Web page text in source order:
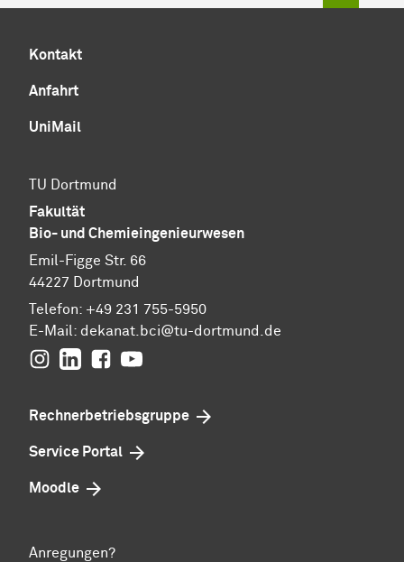
Kontakt
Anfahrt
UniMail
TU Dortmund
Fakultät
Bio- und Chemieingenieurwesen
Emil-Figge Str. 66
44227 Dortmund
Telefon: +49 231 755-5950
E-Mail: dekanat.bci@tu-dortmund.de
InstagramLinkedinFacebook
youtube
Rechnerbetriebsgruppe
Service Portal
Moodle
Anregungen?